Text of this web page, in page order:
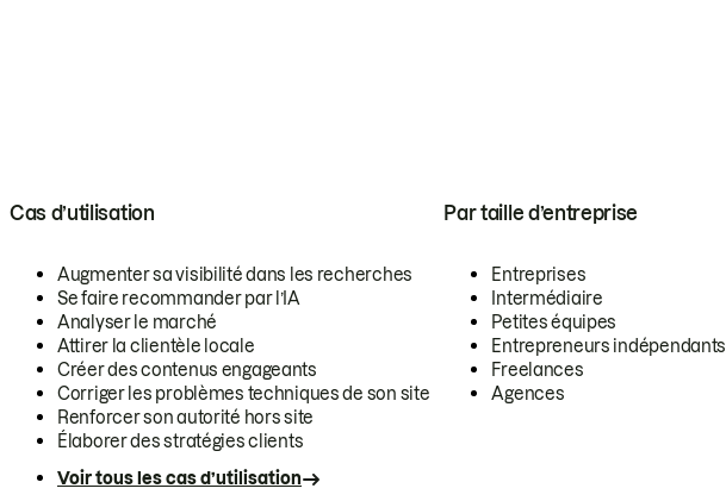
Cas d’utilisation
Augmenter sa visibilité dans les recherches
Se faire recommander par l’IA
Analyser le marché
Attirer la clientèle locale
Créer des contenus engageants
Corriger les problèmes techniques de son site
Renforcer son autorité hors site
Élaborer des stratégies clients
Voir tous les cas d’utilisation
Par taille d’entreprise
Entreprises
Intermédiaire
Petites équipes
Entrepreneurs indépendants
Freelances
Agences